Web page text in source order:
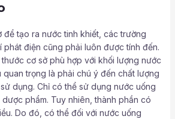
để tạo ra nước tinh khiết, các trường
phát điện cũng phải luôn được tính đến.
cơ sở phù hợp với khối lượng nước
trọng là phải chú ý đến chất lượng
dụng. Chỉ có thể sử dụng nước uống
phẩm. Tuy nhiên, thành phần có
Do đó, có thể đối với nước uống